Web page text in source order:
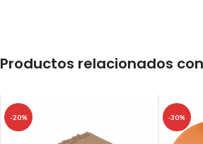
Productos relacionados
-20% -30%